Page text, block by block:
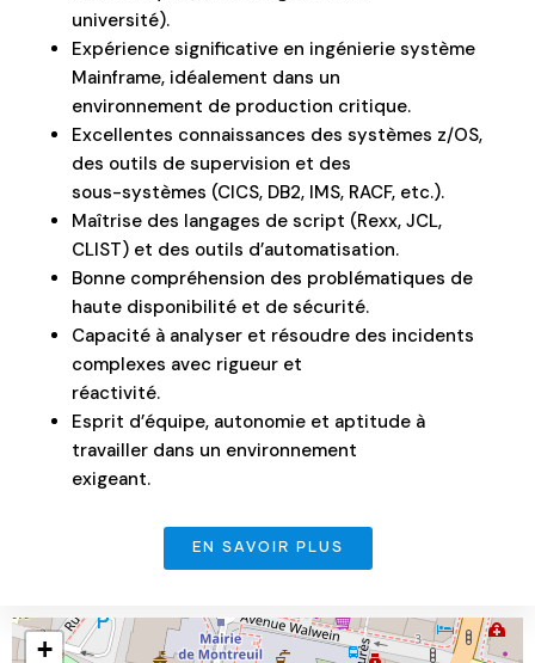
université).
Expérience significative en ingénierie système
Mainframe, idéalement dans un
environnement de production critique.
Excellentes connaissances des systèmes z/OS,
des outils de supervision et des
sous-systèmes (CICS, DB2, IMS, RACF, etc.).
Maîtrise des langages de script (Rexx, JCL,
CLIST) et des outils d’automatisation.
Bonne compréhension des problématiques de
haute disponibilité et de sécurité.
Capacité à analyser et résoudre des incidents
complexes avec rigueur et
réactivité.
Esprit d’équipe, autonomie et aptitude à
travailler dans un environnement
exigeant.
EN SAVOIR PLUS
+